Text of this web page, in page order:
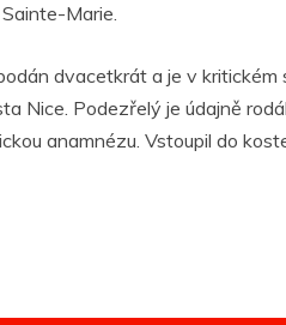
Marie.
dvacetkrát a je v kritickém
Nice. Podezřelý je údajně
anamnézu. Vstoupil do